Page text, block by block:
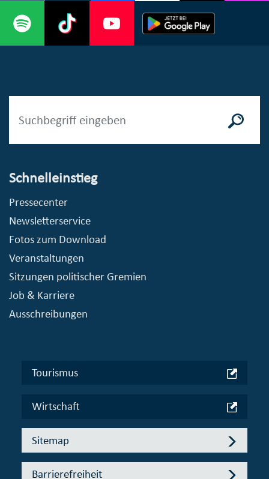
Schnelleinstieg
Pressecenter
Newsletterservice
Fotos zum Download
Veranstaltungen
Sitzungen politischer Gremien
Job & Karriere
Ausschreibungen
Tourismus
Wirtschaft
Sitemap
Barrierefreiheit